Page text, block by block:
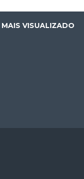
MAIS VISUALIZADOS